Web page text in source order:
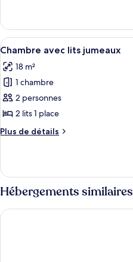
King
le
type
de
First
Class
King
Afficher
toutes
les
photos
pour
ce
type
de
Chambre
avec
lits
jumeaux
9
Chambre avec lits jumeaux
18 m²
1 chambre
2 personnes
2 lits 1 place
Plus de détails
Plus
le
type
de
chambre
Chambre
Hébergements similaires
Manchester Portland By Sunday